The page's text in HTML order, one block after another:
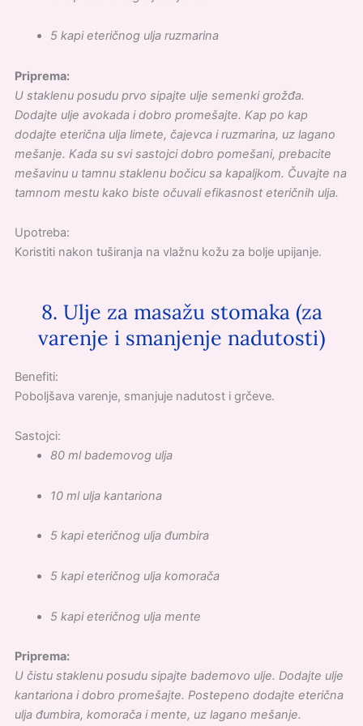
5 kapi eteričnog ulja ruzmarina
Priprema:
U staklenu posudu prvo sipajte ulje semenki grožđa.
Dodajte ulje avokada i dobro promešajte. Kap po kap
dodajte eterična ulja limete, čajevca i ruzmarina, uz lagano
mešanje. Kada su svi sastojci dobro pomešani, prebacite
mešavinu u tamnu staklenu bočicu sa kapaljkom. Čuvajte na
tamnom mestu kako biste očuvali efikasnost eteričnih ulja.
Upotreba:
Koristiti nakon tuširanja na vlažnu kožu za bolje upijanje.
8. Ulje za masažu stomaka (za
varenje i smanjenje nadutosti)
Benefiti:
Poboljšava varenje, smanjuje nadutost i grčeve.
Sastojci:
80 ml bademovog ulja
10 ml ulja kantariona
5 kapi eteričnog ulja đumbira
5 kapi eteričnog ulja komorača
5 kapi eteričnog ulja mente
Priprema:
U čistu staklenu posudu sipajte bademovo ulje. Dodajte ulje
kantariona i dobro promešajte. Postepeno dodajte eterična
ulja đumbira, komorača i mente, uz lagano mešanje.